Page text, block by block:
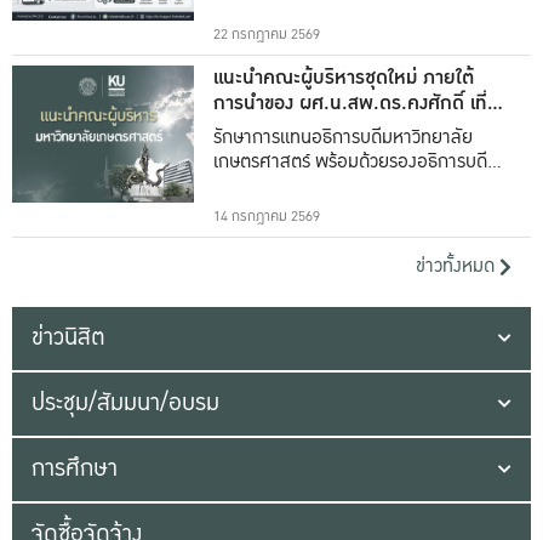
22 กรกฎาคม 2569
แนะนำคณะผู้บริหารชุดใหม่ ภายใต้
การนำของ ผศ.น.สพ.ดร.คงศักดิ์ เที่ยง
ธรรม
รักษาการแทนอธิการบดีมหาวิทยาลัย
เกษตรศาสตร์ พร้อมด้วยรองอธิการบดีทั้ง
14 กรกฎาคม 2569
ข่าวทั้งหมด
ข่าวนิสิต
ประชุม/สัมมนา/อบรม
การศึกษา